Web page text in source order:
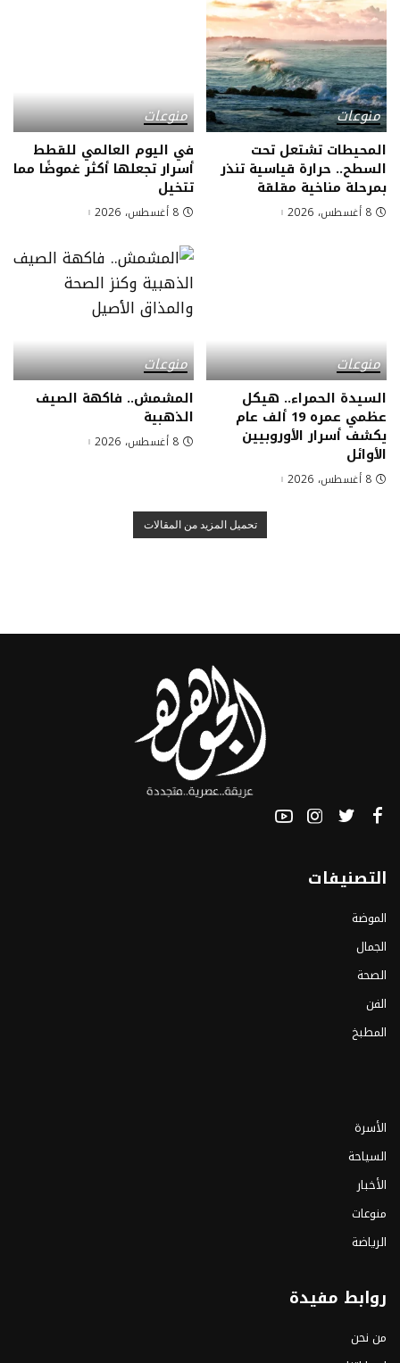
منوعات
المحيطات تشتعل تحت
السطح.. حرارة قياسية تنذر
بمرحلة مناخية مقلقة
8 أغسطس، 2026
منوعات
في اليوم العالمي للقطط
أسرار تجعلها أكثر غموضًا مما
تتخيل
8 أغسطس، 2026
منوعات
السيدة الحمراء.. هيكل
عظمي عمره 19 ألف عام
يكشف أسرار الأوروبيين
الأوائل
8 أغسطس، 2026
منوعات
المشمش.. فاكهة الصيف
الذهبية
8 أغسطس، 2026
تحميل المزيد من المقالات
التصنيفات
الموضة
الجمال
الصحة
الفن
المطبخ
الأسرة
السياحة
الأخبار
منوعات
الرياضة
روابط مفيدة
من نحن